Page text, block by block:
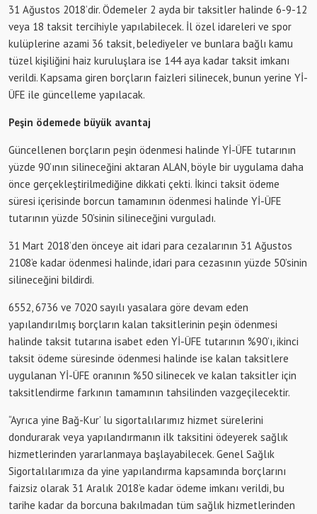
31 Ağustos 2018’dir. Ödemeler 2 ayda bir taksitler halinde 6-9-12
veya 18 taksit tercihiyle yapılabilecek. İl özel idareleri ve spor
kulüplerine azami 36 taksit, belediyeler ve bunlara bağlı kamu
tüzel kişiliğini haiz kuruluşlara ise 144 aya kadar taksit imkanı
verildi. Kapsama giren borçların faizleri silinecek, bunun yerine Yİ-
ÜFE ile güncelleme yapılacak.
Peşin ödemede büyük avantaj
Güncellenen borçların peşin ödenmesi halinde Yİ-ÜFE tutarının
yüzde 90’ının silineceğini aktaran ALAN, böyle bir uygulama daha
önce gerçekleştirilmediğine dikkati çekti. İkinci taksit ödeme
süresi içerisinde borcun tamamının ödenmesi halinde Yİ-ÜFE
tutarının yüzde 50’sinin silineceğini vurguladı.
31 Mart 2018’den önceye ait idari para cezalarının 31 Ağustos
2108’e kadar ödenmesi halinde, idari para cezasının yüzde 50’sinin
silineceğini bildirdi.
6552, 6736 ve 7020 sayılı yasalara göre devam eden
yapılandırılmış borçların kalan taksitlerinin peşin ödenmesi
halinde taksit tutarına isabet eden Yİ-ÜFE tutarının %90’ı, ikinci
taksit ödeme süresinde ödenmesi halinde ise kalan taksitlere
uygulanan Yİ-ÜFE oranının %50 silinecek ve kalan taksitler için
taksitlendirme farkının tamamının tahsilinden vazgeçilecektir.
“Ayrıca yine Bağ-Kur’ lu sigortalılarımız hizmet sürelerini
dondurarak veya yapılandırmanın ilk taksitini ödeyerek sağlık
hizmetlerinden yararlanmaya başlayabilecek. Genel Sağlık
Sigortalılarımıza da yine yapılandırma kapsamında borçlarını
faizsiz olarak 31 Aralık 2018’e kadar ödeme imkanı verildi, bu
tarihe kadar da borcuna bakılmadan tüm sağlık hizmetlerinden